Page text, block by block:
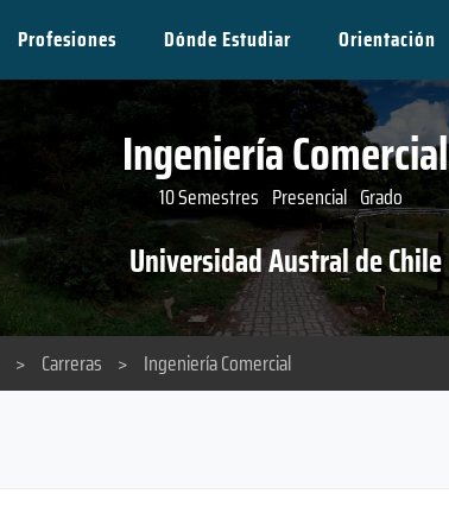
Profesiones Dónde Estudiar Orientación
Ingeniería Comercial
10 Semestres Presencial Grado
Universidad Austral de Chile
> Carreras > Ingeniería Comercial